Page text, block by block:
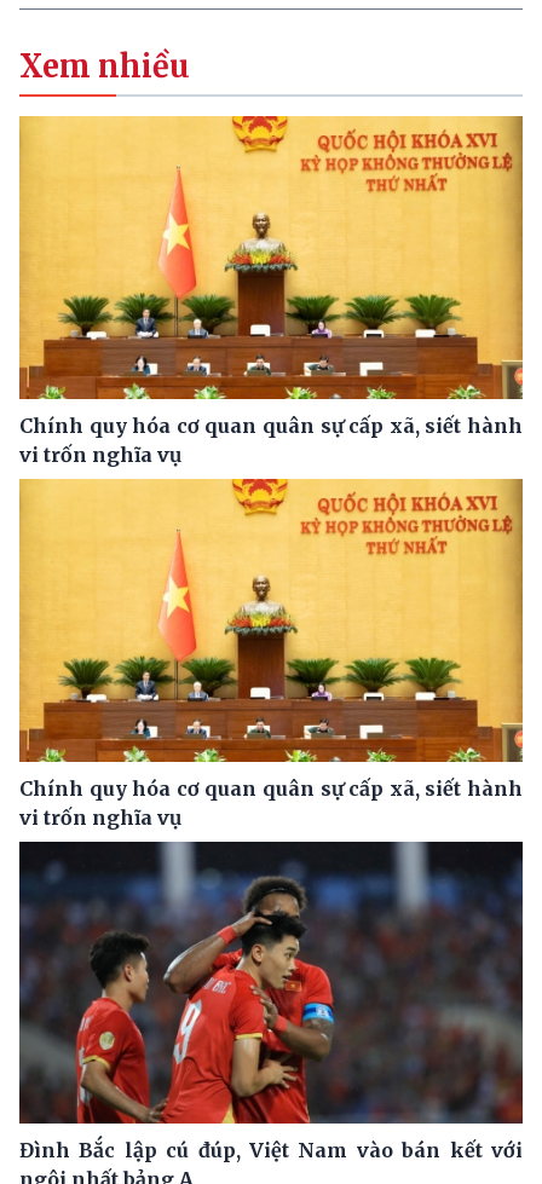
Xem nhiều
Chính quy hóa cơ quan quân sự cấp xã, siết hành
vi trốn nghĩa vụ
Chính quy hóa cơ quan quân sự cấp xã, siết hành
vi trốn nghĩa vụ
Đình Bắc lập cú đúp, Việt Nam vào bán kết với